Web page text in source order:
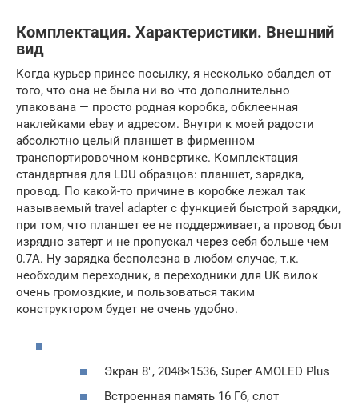
Комплектация. Характеристики. Внешний
вид
Когда курьер принес посылку, я несколько обалдел от
того, что она не была ни во что дополнительно
упакована — просто родная коробка, обклеенная
наклейками ebay и адресом. Внутри к моей радости
абсолютно целый планшет в фирменном
транспортировочном конвертике. Комплектация
стандартная для LDU образцов: планшет, зарядка,
провод. По какой-то причине в коробке лежал так
называемый travel adapter с функцией быстрой зарядки,
при том, что планшет ее не поддерживает, а провод был
изрядно затерт и не пропускал через себя больше чем
0.7А. Ну зарядка бесполезна в любом случае, т.к.
необходим переходник, а переходники для UK вилок
очень громоздкие, и пользоваться таким
конструктором будет не очень удобно.
Экран 8″, 2048×1536, Super AMOLED Plus
Встроенная память 16 Гб, слот